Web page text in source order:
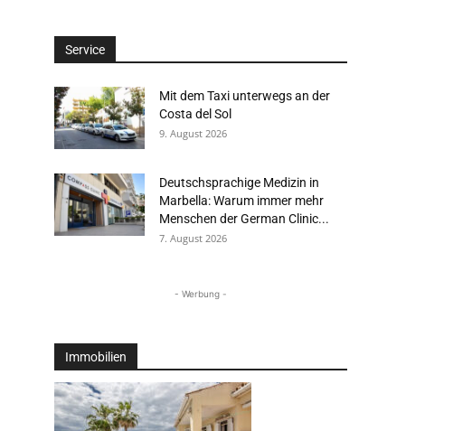
Service
Mit dem Taxi unterwegs an der
Costa del Sol
9. August 2026
Deutschsprachige Medizin in
Marbella: Warum immer mehr
Menschen der German Clinic...
7. August 2026
- Werbung -
Immobilien